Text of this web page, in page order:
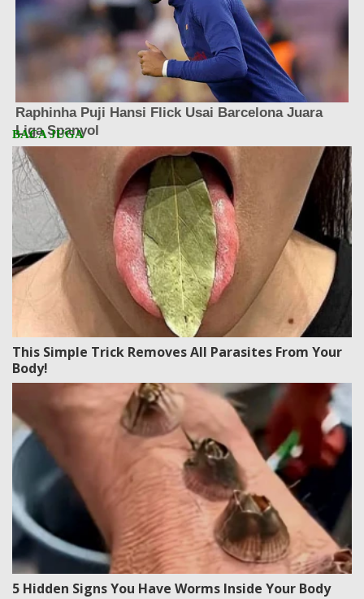
This Simple Trick Removes All Parasites From Your
Body!
5 Hidden Signs You Have Worms Inside Your Body